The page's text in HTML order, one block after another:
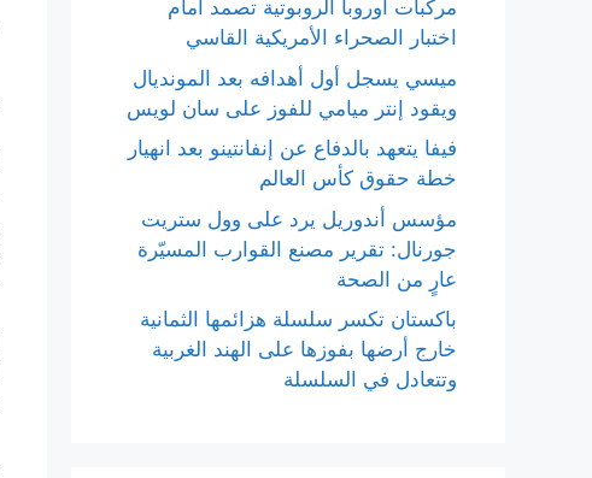
مركبات أوروبا الروبوتية تصمد أمام
اختبار الصحراء الأمريكية القاسي
ميسي يسجل أول أهدافه بعد المونديال
ويقود إنتر ميامي للفوز على سان لويس
فيفا يتعهد بالدفاع عن إنفانتينو بعد انهيار
خطة حقوق كأس العالم
مؤسس أندوريل يرد على وول ستريت
جورنال: تقرير مصنع القوارب المسيّرة
عارٍ من الصحة
باكستان تكسر سلسلة هزائمها الثمانية
خارج أرضها بفوزها على الهند الغربية
وتتعادل في السلسلة